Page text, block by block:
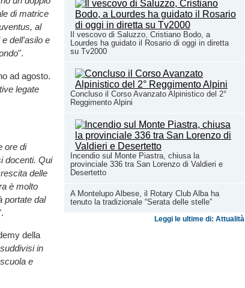
Il vescovo di Saluzzo, Cristiano Bodo, a
Lourdes ha guidato il Rosario di oggi in diretta
su Tv2000
Concluso il Corso Avanzato Alpinistico del 2°
Reggimento Alpini
Incendio sul Monte Piastra, chiusa la
provinciale 336 tra San Lorenzo di Valdieri e
Desertetto
A Montelupo Albese, il Rotary Club Alba ha
tenuto la tradizionale “Serata delle stelle”
Leggi le ultime di: Attualità
di matrice
al
dell'asilo e
".
ad agosto.
legate
ore di
docenti. Qui
delle
è molto
portate dal
della
in
e